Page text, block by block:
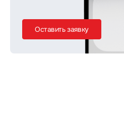
Оставить заявку